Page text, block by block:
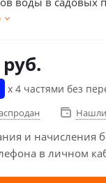
х 4 частями без
и начисления
в личном